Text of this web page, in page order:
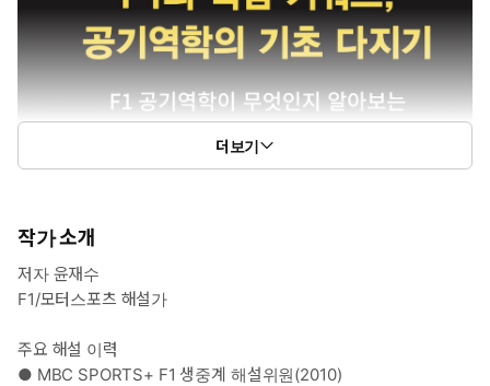
더보기
작가 소개
저자 윤재수
F1/모터스포츠 해설가
주요 해설 이력
● MBC SPORTS+ F1 생중계 해설위원(2010)